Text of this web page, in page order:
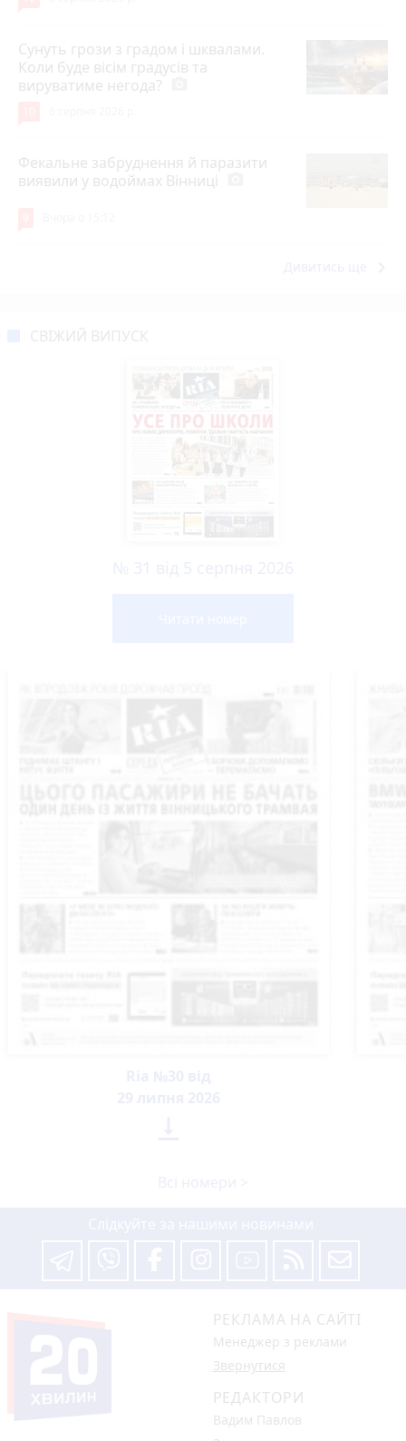
Сунуть грози з градом і шквалами.
Коли буде вісім градусів та
вируватиме негода?
Фекальне забруднення й паразити
виявили у водоймах Вінниці
РЕКЛАМА НА САЙТІ
Менеджер з реклами
Звернутися
РЕДАКТОРИ
Вадим Павлов